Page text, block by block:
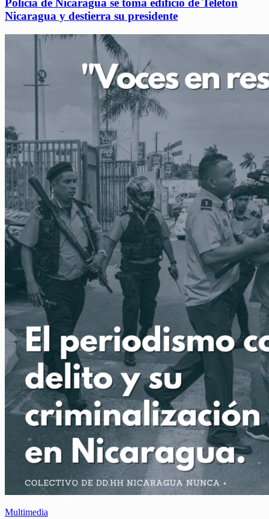
Policía de Nicaragua se toma edificio de Teletón
Nicaragua y destierra su presidente
Multimedia